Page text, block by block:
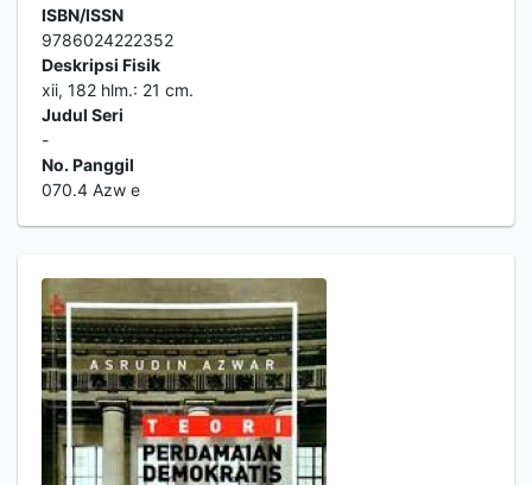
ISBN/ISSN
9786024222352
Deskripsi Fisik
xii, 182 hlm.: 21 cm.
Judul Seri
-
No. Panggil
070.4 Azw e